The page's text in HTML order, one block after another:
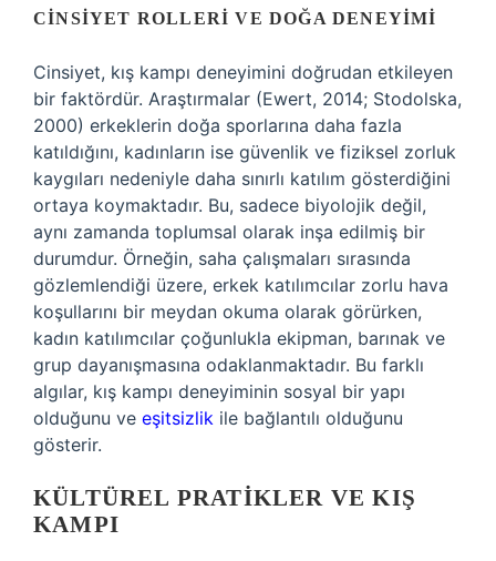
CINSIYET ROLLERI VE DOĞA DENEYIMI
Cinsiyet, kış kampı deneyimini doğrudan etkileyen
bir faktördür. Araştırmalar (Ewert, 2014; Stodolska,
2000) erkeklerin doğa sporlarına daha fazla
katıldığını, kadınların ise güvenlik ve fiziksel zorluk
kaygıları nedeniyle daha sınırlı katılım gösterdiğini
ortaya koymaktadır. Bu, sadece biyolojik değil,
aynı zamanda toplumsal olarak inşa edilmiş bir
durumdur. Örneğin, saha çalışmaları sırasında
gözlemlendiği üzere, erkek katılımcılar zorlu hava
koşullarını bir meydan okuma olarak görürken,
kadın katılımcılar çoğunlukla ekipman, barınak ve
grup dayanışmasına odaklanmaktadır. Bu farklı
algılar, kış kampı deneyiminin sosyal bir yapı
olduğunu ve eşitsizlik ile bağlantılı olduğunu
gösterir.
KÜLTÜREL PRATIKLER VE KIŞ
KAMPI